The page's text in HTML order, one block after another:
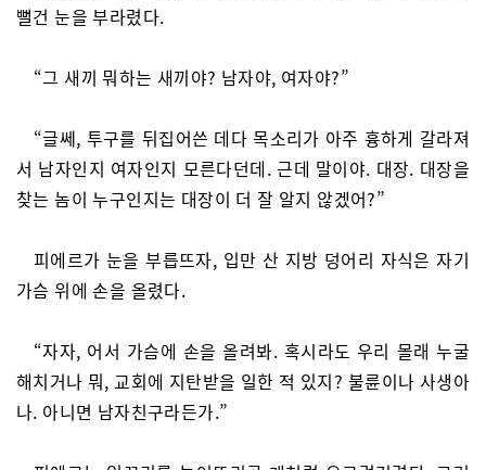
뻘건 눈을 부라렸다.
“그 새끼 뭐하는 새끼야? 남자야, 여자야?”
“글쎄, 투구를 뒤집어쓴 데다 목소리가 아주 흉하게 갈라져
서 남자인지 여자인지 모른다던데. 근데 말이야. 대장. 대장을
찾는 놈이 누구인지는 대장이 더 잘 알지 않겠어?”
피에르가 눈을 부릅뜨자, 입만 산 지방 덩어리 자식은 자기
가슴 위에 손을 올렸다.
“자자, 어서 가슴에 손을 올려봐. 혹시라도 우리 몰래 누굴
해치거나 뭐, 교회에 지탄받을 일한 적 있지? 불륜이나 사생아
나. 아니면 남자친구라든가.”